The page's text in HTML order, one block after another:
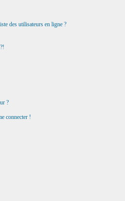
des utilisateurs en ligne ?
?
connecter !